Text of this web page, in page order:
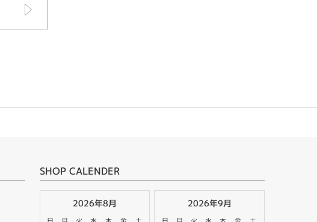
SHOP CALENDER
2026年8月 2026年9月